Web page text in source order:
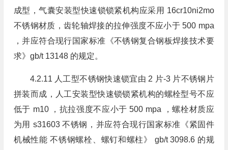
成型，气囊安装型快速锁锁紧机构应采用 16cr10ni2mo
不锈钢材质，齿轮轴焊接的拉伸强度不应小于 500 mpa
，并应符合现行国家标准《不锈钢复合钢板焊接技术要
求》gb/t 13148 的规定。
4.2.11 人工型不锈钢快速锁宜由 2 片-3 片不锈钢片
拼装而成，人工安装型快速锁锁紧机构的螺栓型号不应
低于 m10 ，抗拉强度不应小于 500 mpa ，螺栓材质应
为用 s31603 不锈钢，并应符合现行国家标准《紧固件
机械性能 不锈钢螺栓、螺钉和螺柱》 gb/t 3098.6 的规